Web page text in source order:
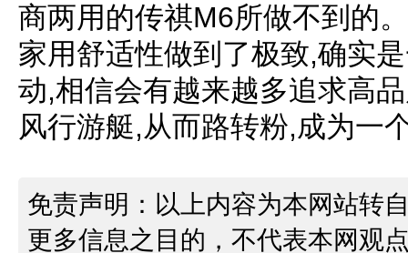
商两用的传祺M6所做不到的
家用舒适性做到了极致,确实
动,相信会有越来越多追求高
风行游艇,从而路转粉,成为一
免责声明：以上内容为本网站转
更多信息之目的，不代表本网观